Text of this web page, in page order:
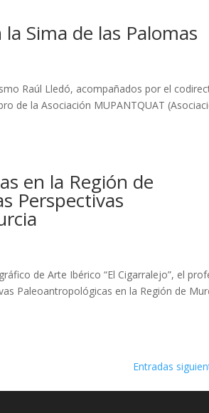
Sima de las Palomas
Raúl Lledó, acompañados por el
de la Asociación MUPANTQUAT
en la Región de
Perspectivas
de Arte Ibérico “El Cigarralejo”, el
Paleoantropológicas en la Región de
Entradas